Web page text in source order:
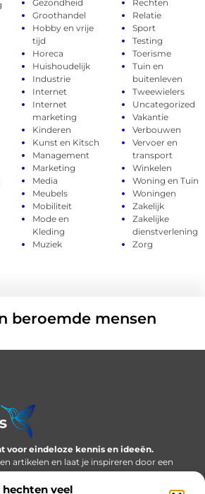
veel
Gezondheid
Groothandel
Hobby en vrije
tijd
Horeca
Huishoudelijk
Industrie
Internet
Internet
marketing
Kinderen
Kunst en Kitsch
Management
Marketing
Media
Meubels
Mobiliteit
Mode en
Kleding
Muziek
Rechten
Relatie
Sport
Testing
Toerisme
Tuin en
buitenleven
Tweewielers
Uncategorized
Vakantie
Verbouwen
Vervoer en
transport
Winkelen
Woning en Tuin
Woningen
Zakelijk
Zakelijke
dienstverlening
Zorg
beroemde mensen
voor eindeloze kennis en ideeën.
artikelen en laat je inspireren door een
wereld vol inzichten.